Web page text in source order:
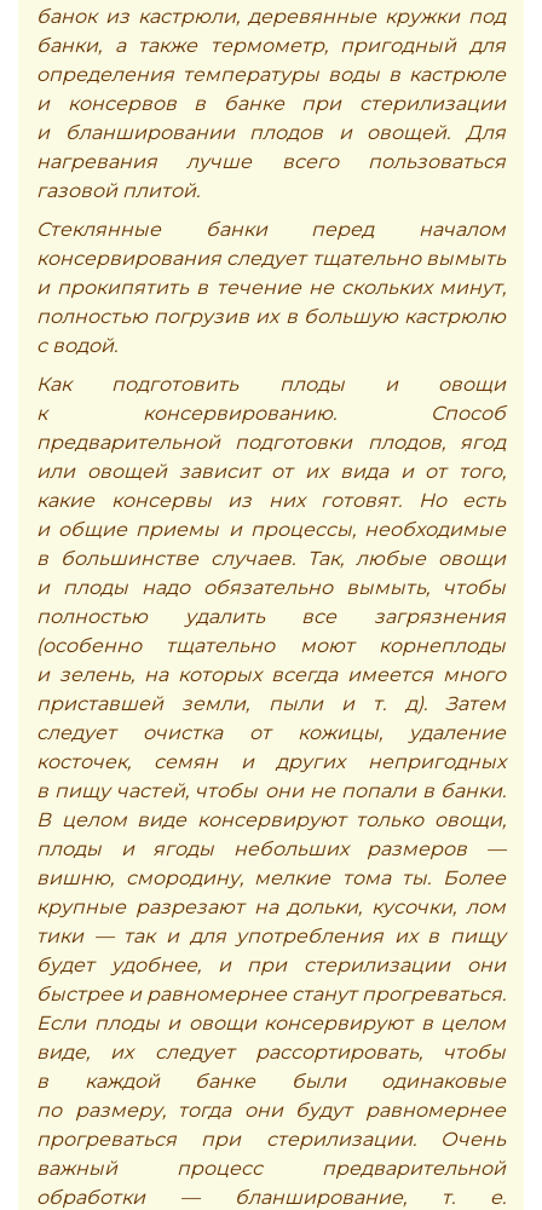
банок из кастрюли, деревянные кружки под
банки, а также термометр, пригодный для
определения температуры воды в кастрюле
и консервов в банке при стерилизации
и бланшировании плодов и овощей. Для
нагревания лучше всего пользоваться
газовой плитой.
Стеклянные банки перед началом
консервирования следует тщательно вымыть
и прокипятить в течение не скольких минут,
полностью погрузив их в большую кастрюлю
с водой.
Как подготовить плоды и овощи
к консервированию. Способ
предварительной подготовки плодов, ягод
или овощей зависит от их вида и от того,
какие консервы из них готовят. Но есть
и общие приемы и процессы, необходимые
в большинстве случаев. Так, любые овощи
и плоды надо обязательно вымыть, чтобы
полностью удалить все загрязнения
(особенно тщательно моют корнеплоды
и зелень, на которых всегда имеется много
приставшей земли, пыли и т. д). Затем
следует очистка от кожицы, удаление
косточек, семян и других непригодных
в пищу частей, чтобы они не попали в банки.
В целом виде консервируют только овощи,
плоды и ягоды небольших размеров —
вишню, смородину, мелкие тома ты. Более
крупные разрезают на дольки, кусочки, лом
тики — так и для употребления их в пищу
будет удобнее, и при стерилизации они
быстрее и равномернее станут прогреваться.
Если плоды и овощи консервируют в целом
виде, их следует рассортировать, чтобы
в каждой банке были одинаковые
по размеру, тогда они будут равномернее
прогреваться при стерилизации. Очень
важный процесс предварительной
обработки — бланширование, т. е.